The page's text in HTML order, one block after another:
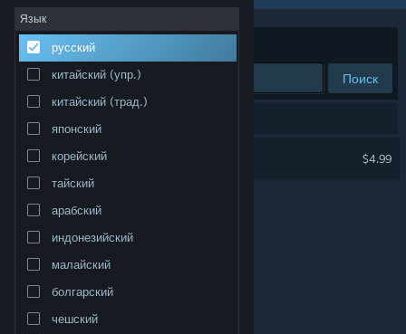
Информация
Поддержка
Изменить язык
Полная версия
Язык
русский
китайский (упр.)
китайский (трад.)
японский
корейский
тайский
арабский
индонезийский
малайский
болгарский
чешский
Сортировать по
Поиск
$4.99